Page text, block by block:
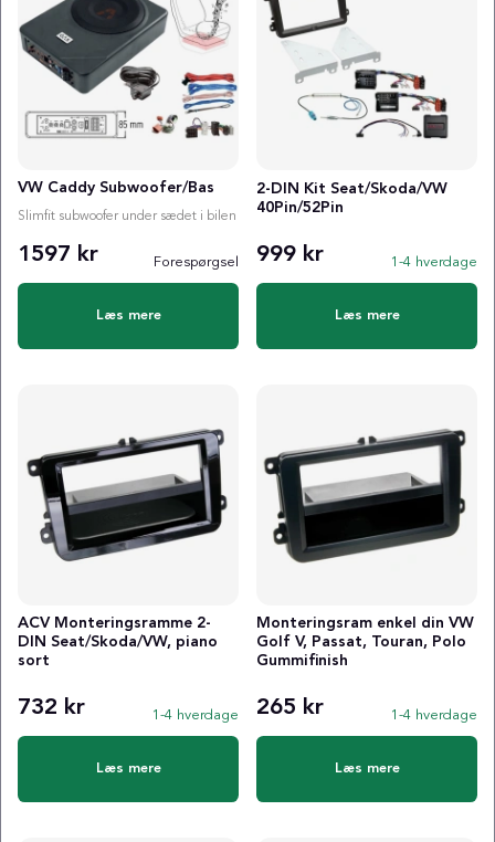
VW Caddy Subwoofer/Bas
Slimfit subwoofer under sædet i bilen
1597 kr Forespørgsel
Læs mere
2-DIN Kit Seat/Skoda/VW
40Pin/52Pin
999 kr 1-4 hverdage
Læs mere
ACV Monteringsramme 2-
DIN Seat/Skoda/VW, piano
sort
732 kr 1-4 hverdage
Læs mere
Monteringsram enkel din VW
Golf V, Passat, Touran, Polo
Gummifinish
265 kr 1-4 hverdage
Læs mere